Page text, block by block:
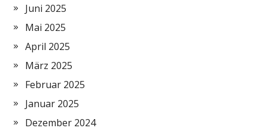
Juni 2025
Mai 2025
April 2025
März 2025
Februar 2025
Januar 2025
Dezember 2024